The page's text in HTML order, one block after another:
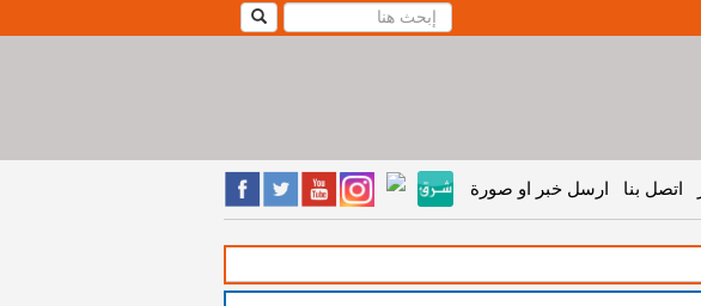
اتصل بنا ارسل خبر او صورة